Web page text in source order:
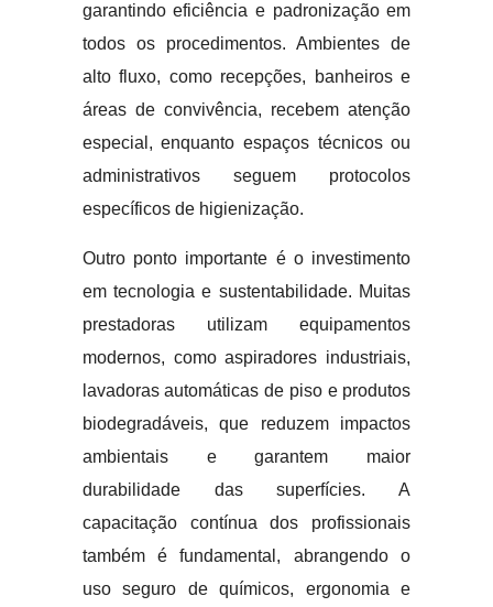
garantindo eficiência e padronização em
todos os procedimentos. Ambientes de
alto fluxo, como recepções, banheiros e
áreas de convivência, recebem atenção
especial, enquanto espaços técnicos ou
administrativos seguem protocolos
específicos de higienização.
Outro ponto importante é o investimento
em tecnologia e sustentabilidade. Muitas
prestadoras utilizam equipamentos
modernos, como aspiradores industriais,
lavadoras automáticas de piso e produtos
biodegradáveis, que reduzem impactos
ambientais e garantem maior
durabilidade das superfícies. A
capacitação contínua dos profissionais
também é fundamental, abrangendo o
uso seguro de químicos, ergonomia e